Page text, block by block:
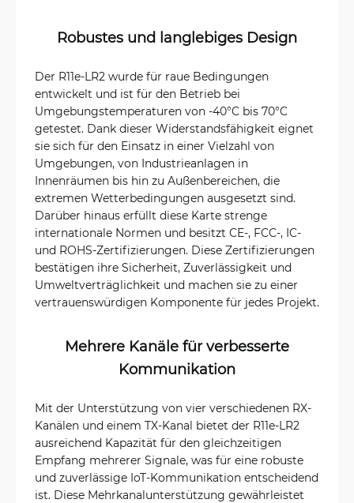
Robustes und langlebiges Design
Der R11e-LR2 wurde für raue Bedingungen
entwickelt und ist für den Betrieb bei
Umgebungstemperaturen von -40°C bis 70°C
getestet. Dank dieser Widerstandsfähigkeit eignet
sie sich für den Einsatz in einer Vielzahl von
Umgebungen, von Industrieanlagen in
Innenräumen bis hin zu Außenbereichen, die
extremen Wetterbedingungen ausgesetzt sind.
Darüber hinaus erfüllt diese Karte strenge
internationale Normen und besitzt CE-, FCC-, IC-
und ROHS-Zertifizierungen. Diese Zertifizierungen
bestätigen ihre Sicherheit, Zuverlässigkeit und
Umweltverträglichkeit und machen sie zu einer
vertrauenswürdigen Komponente für jedes Projekt.
Mehrere Kanäle für verbesserte
Kommunikation
Mit der Unterstützung von vier verschiedenen RX-
Kanälen und einem TX-Kanal bietet der R11e-LR2
ausreichend Kapazität für den gleichzeitigen
Empfang mehrerer Signale, was für eine robuste
und zuverlässige IoT-Kommunikation entscheidend
ist. Diese Mehrkanalunterstützung gewährleistet